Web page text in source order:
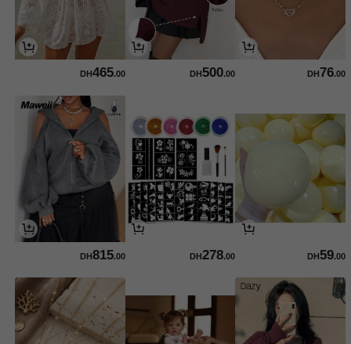
DH76.00
DH500.00
DH465.00
DH59.00
DH278.00
DH815.00